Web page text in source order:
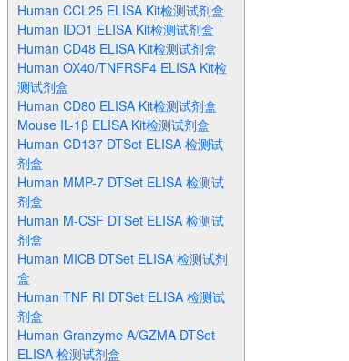
Human CCL25 ELISA Kit检测试剂盒
Human IDO1 ELISA Kit检测试剂盒
Human CD48 ELISA Kit检测试剂盒
Human OX40/TNFRSF4 ELISA Kit检
测试剂盒
Human CD80 ELISA Kit检测试剂盒
Mouse IL-1β ELISA Kit检测试剂盒
Human CD137 DTSet ELISA 检测试
剂盒
Human MMP-7 DTSet ELISA 检测试
剂盒
Human M-CSF DTSet ELISA 检测试
剂盒
Human MICB DTSet ELISA 检测试剂
盒
Human TNF RI DTSet ELISA 检测试
剂盒
Human Granzyme A/GZMA DTSet
ELISA 检测试剂盒